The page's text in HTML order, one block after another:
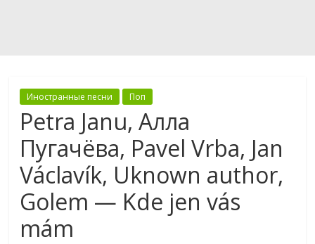
Иностранные песни Поп
Petra Janu, Алла
Пугачёва, Pavel Vrba, Jan
Václavík, Uknown author,
Golem — Kde jen vás
mám